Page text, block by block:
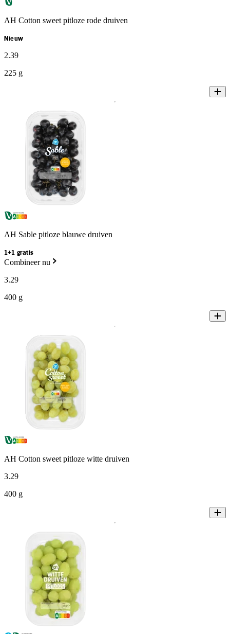
AH Cotton sweet pitloze rode druiven
Nieuw
2.39
225 g
AH Sable pitloze blauwe druiven
1+1 gratis
Combineer nu
3.29
400 g
AH Cotton sweet pitloze witte druiven
3.29
400 g